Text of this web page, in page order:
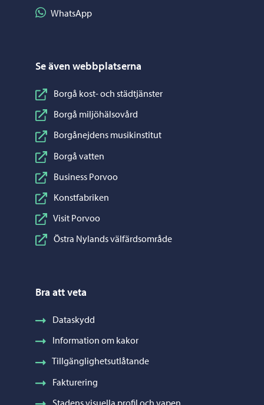
Dela på WhatsApp
WhatsApp
Se även webbplatserna
Borgå kost- och städtjänster
Borgå miljöhälsovård
Borgånejdens musikinstitut
Borgå vatten
Business Porvoo
Konstfabriken
Visit Porvoo
Östra Nylands välfärdsområde
Bra att veta
Dataskydd
Information om kakor
Tillgänglighetsutlåtande
Fakturering
Stadens visuella profil och vapen